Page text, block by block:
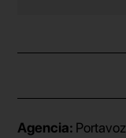
Agencia: Portavoz